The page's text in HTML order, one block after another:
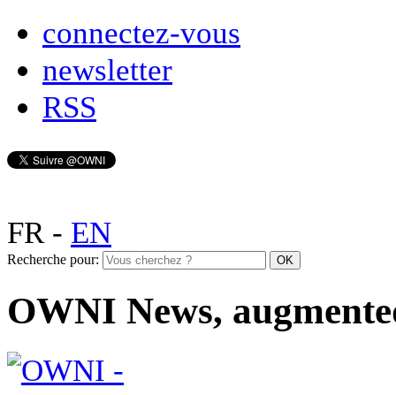
connectez-vous
newsletter
RSS
FR- EN
Recherche pour:
OWNI News,